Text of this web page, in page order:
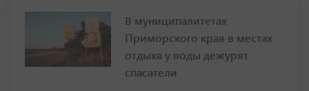
В муниципалитетах
Приморского края в местах
отдыха у воды дежурят
спасатели